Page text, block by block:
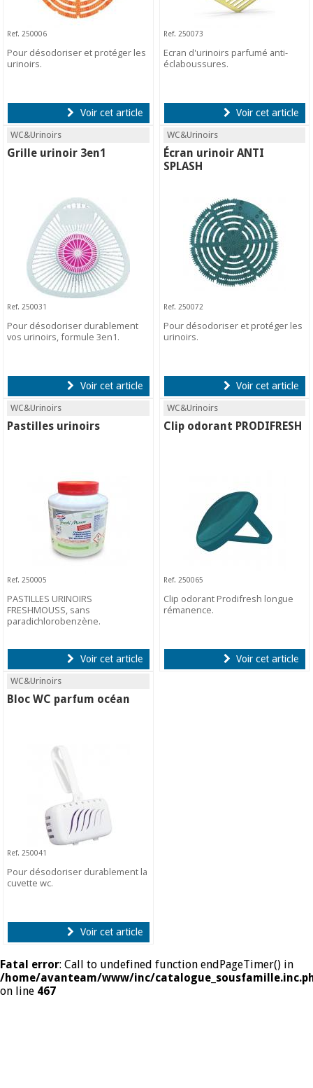
Ref. 250006
Pour désodoriser et protéger les
urinoirs.
Voir cet article
Ref. 250073
Ecran d'urinoirs parfumé anti-
éclaboussures.
Voir cet article
WC&Urinoirs
Grille urinoir 3en1
Ref. 250031
Pour désodoriser durablement
vos urinoirs, formule 3en1.
Voir cet article
WC&Urinoirs
Écran urinoir ANTI
SPLASH
Ref. 250072
Pour désodoriser et protéger les
urinoirs.
Voir cet article
WC&Urinoirs
Pastilles urinoirs
Ref. 250005
PASTILLES URINOIRS
FRESHMOUSS, sans
paradichlorobenzène.
Voir cet article
WC&Urinoirs
Clip odorant PRODIFRESH
Ref. 250065
Clip odorant Prodifresh longue
rémanence.
Voir cet article
WC&Urinoirs
Bloc WC parfum océan
Ref. 250041
Pour désodoriser durablement la
cuvette wc.
Voir cet article
Fatal error: Call to undefined function endPageTimer() in
/home/avanteam/www/inc/
on line 467